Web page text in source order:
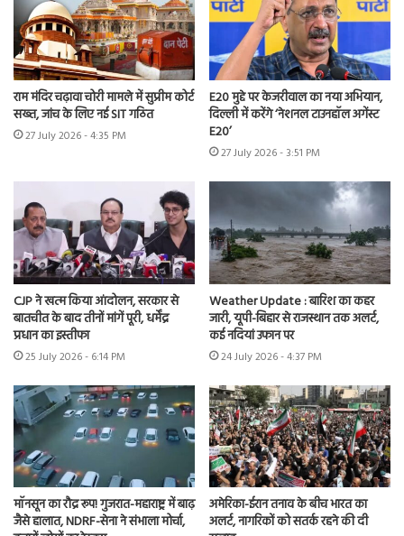
राम मंदिर चढ़ावा चोरी मामले में सुप्रीम कोर्ट
सख्त, जांच के लिए नई SIT गठित
27 July 2026 - 4:35 PM
E20 मुद्दे पर केजरीवाल का नया अभियान,
दिल्ली में करेंगे ‘नेशनल टाउनहॉल अगेंस्ट
E20’
27 July 2026 - 3:51 PM
CJP ने खत्म किया आंदोलन, सरकार से
बातचीत के बाद तीनों मांगें पूरी, धर्मेंद्र
प्रधान का इस्तीफा
25 July 2026 - 6:14 PM
Weather Update : बारिश का कहर
जारी, यूपी-बिहार से राजस्थान तक अलर्ट,
कई नदियां उफान पर
24 July 2026 - 4:37 PM
मॉनसून का रौद्र रूप! गुजरात-महाराष्ट्र में बाढ़
जैसे हालात, NDRF-सेना ने संभाला मोर्चा,
अमेरिका-ईरान तनाव के बीच भारत का
अलर्ट, नागरिकों को सतर्क रहने की दी